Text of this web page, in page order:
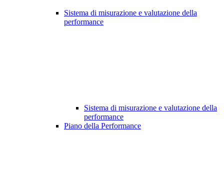
Sistema di misurazione e valutazione della
performance
Sistema di misurazione e valutazione della
performance
Piano della Performance